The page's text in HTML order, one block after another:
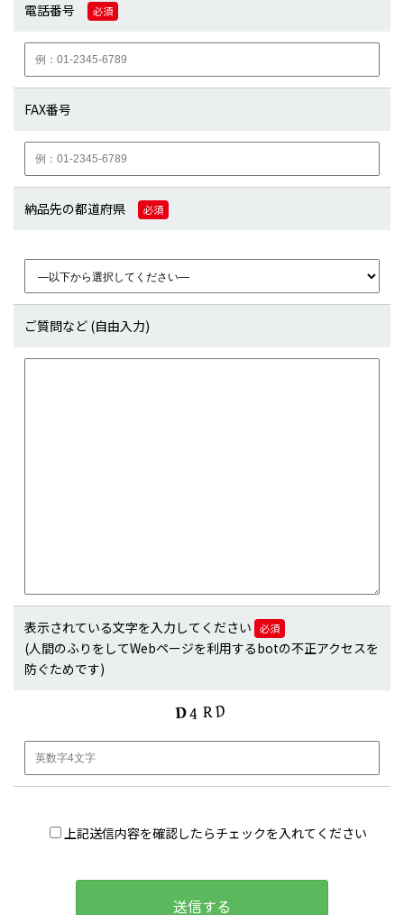
電話番号 必須
FAX番号
納品先の都道府県 必須
ご質問など (自由入力)
表示されている文字を入力してください 必須
(人間のふりをしてWebページを利用するbotの不正アクセスを
防ぐためです)
上記送信内容を確認したらチェックを入れてください